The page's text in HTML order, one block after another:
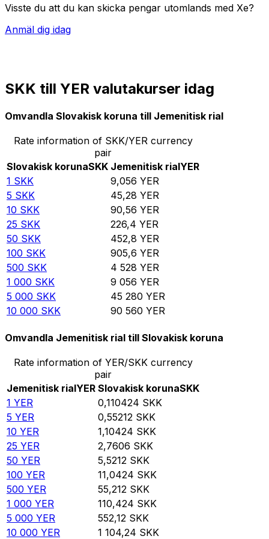
Visste du att du kan skicka pengar utomlands med Xe?
Anmäl dig idag
SKK till YER valutakurser idag
Omvandla Slovakisk koruna till Jemenitisk rial
Rate information of SKK/YER currency
pair
Slovakisk korunaSKK Jemenitisk rialYER
1 SKK 9,056 YER
5 SKK 45,28 YER
10 SKK 90,56 YER
25 SKK 226,4 YER
50 SKK 452,8 YER
100 SKK 905,6 YER
500 SKK 4 528 YER
1 000 SKK 9 056 YER
5 000 SKK 45 280 YER
10 000 SKK 90 560 YER
Omvandla Jemenitisk rial till Slovakisk koruna
Rate information of YER/SKK currency
pair
Jemenitisk rialYER Slovakisk korunaSKK
1 YER 0,110424 SKK
5 YER 0,55212 SKK
10 YER 1,10424 SKK
25 YER 2,7606 SKK
50 YER 5,5212 SKK
100 YER 11,0424 SKK
500 YER 55,212 SKK
1 000 YER 110,424 SKK
5 000 YER 552,12 SKK
10 000 YER 1 104,24 SKK